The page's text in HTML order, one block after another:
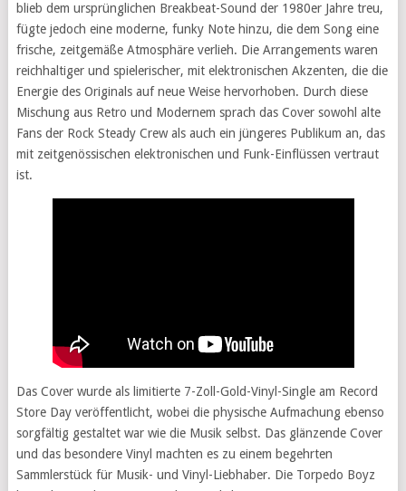
blieb dem ursprünglichen Breakbeat-Sound der 1980er Jahre treu,
fügte jedoch eine moderne, funky Note hinzu, die dem Song eine
frische, zeitgemäße Atmosphäre verlieh. Die Arrangements waren
reichhaltiger und spielerischer, mit elektronischen Akzenten, die die
Energie des Originals auf neue Weise hervorhoben. Durch diese
Mischung aus Retro und Modernem sprach das Cover sowohl alte
Fans der Rock Steady Crew als auch ein jüngeres Publikum an, das
mit zeitgenössischen elektronischen und Funk-Einflüssen vertraut
ist.
Das Cover wurde als limitierte 7-Zoll-Gold-Vinyl-Single am Record
Store Day veröffentlicht, wobei die physische Aufmachung ebenso
sorgfältig gestaltet war wie die Musik selbst. Das glänzende Cover
und das besondere Vinyl machten es zu einem begehrten
Sammlerstück für Musik- und Vinyl-Liebhaber. Die Torpedo Boyz